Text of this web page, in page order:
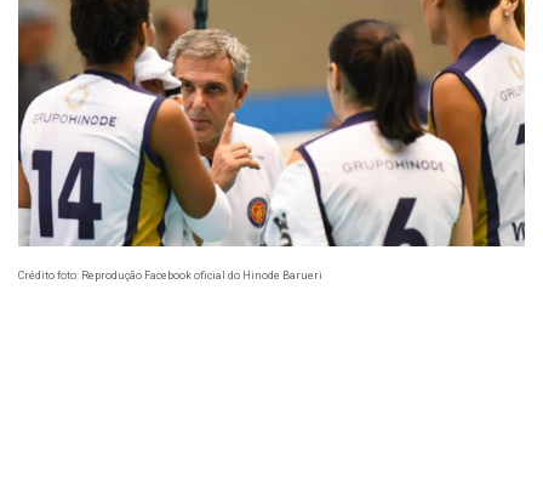
Crédito foto: Reprodução Facebook oficial do Hinode Barueri